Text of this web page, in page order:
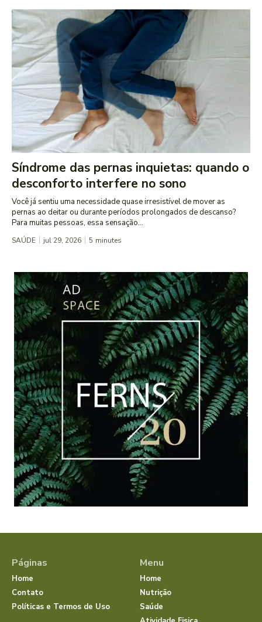
Síndrome das pernas inquietas: quando o
desconforto interfere no sono
Você já sentiu uma necessidade quase irresistível de mover as
pernas ao deitar ou durante períodos prolongados de descanso?
Para muitas pessoas, essa sensação...
SAÚDE jul 29, 2026 5 minutes
Páginas
Home
Contato
Políticas e Termos de Uso
Menu
Home
Nutrição
Saúde